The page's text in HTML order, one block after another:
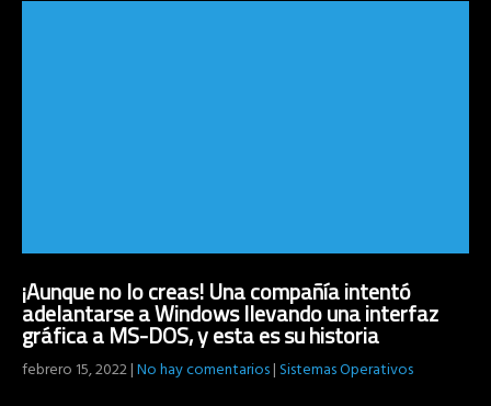
¡Aunque no lo creas! Una compañía intentó
adelantarse a Windows llevando una interfaz
gráfica a MS-DOS, y esta es su historia
febrero 15, 2022|No hay comentarios|Sistemas Operativos